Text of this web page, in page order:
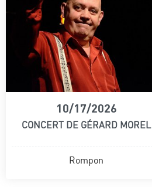
10/17/2026
CONCERT DE GÉRARD MOREL
Rompon